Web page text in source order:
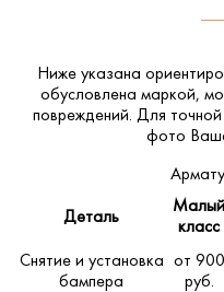
Ниже указана
обусловлена маркой,
повреждений. Для
фото
Деталь
Малый
класс
Снятие и установка
бампера
от 900
руб.